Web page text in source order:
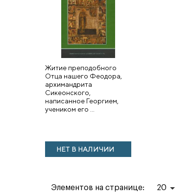
Житие преподобного
Отца нашего Феодора,
архимандрита
Сикеонского,
написанное Георгием,
учеником его ...
НЕТ В НАЛИЧИИ
Элементов на странице: 20